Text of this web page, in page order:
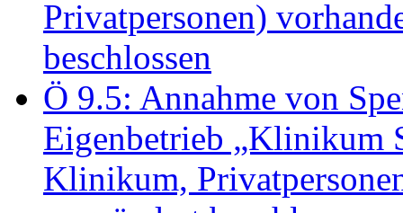
Privatpersonen)
beschlossen
Ö 9.5: Annahme von
Eigenbetrieb „Klinikum
Klinikum,